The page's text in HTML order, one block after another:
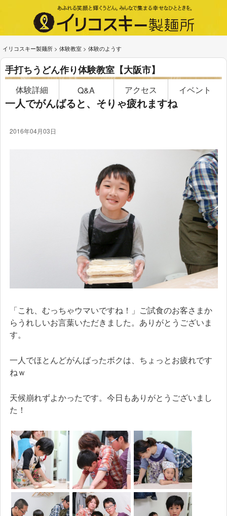
イリコスキー製麺所 > 体験教室 > 体験のようす
手打ちうどん作り体験教室【大阪市】
体験詳細 Q&A アクセス イベント
一人でがんばると、そりゃ疲れますね
2016年04月03日
「これ、むっちゃウマいですね！」ご試食のお客さまか
らうれしいお言葉いただきました。ありがとうございま
す。
一人でほとんどがんばったボクは、ちょっとお疲れです
ねｗ
天候崩れずよかったです。今日もありがとうございまし
た！